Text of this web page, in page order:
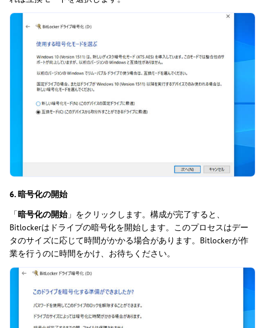
6. 暗号化の開始
「暗号化の開始」をクリックします。構成が完了すると、
Bitlockerはドライブの暗号化を開始します。このプロセスはデー
タのサイズに応じて時間がかかる場合があります。Bitlockerが作
業を行うのに時間をかけ、お待ちください。